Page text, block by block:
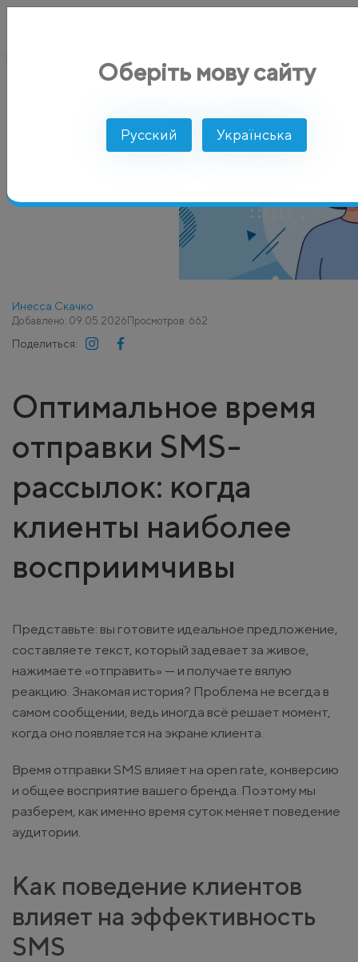
Оптимальное время отправки SMS-
Инесса Скачко
Добавлено: 09.05.2026Просмотров: 662
Поделиться:
Оптимальное время
отправки SMS-
рассылок: когда
клиенты наиболее
восприимчивы
Представьте: вы готовите идеальное предложение,
составляете текст, который задевает за живое,
нажимаете «отправить» — и получаете вялую
реакцию. Знакомая история? Проблема не всегда в
самом сообщении, ведь иногда всё решает момент,
когда оно появляется на экране клиента.
Время отправки SMS влияет на open rate, конверсию
и общее восприятие вашего бренда. Поэтому мы
разберем, как именно время суток меняет поведение
аудитории.
Как поведение клиентов
влияет на эффективность
SMS
Оберіть мову сайту
Русский Українська